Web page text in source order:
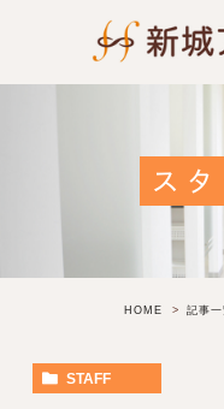
ス
HOME 記事一
STAFF